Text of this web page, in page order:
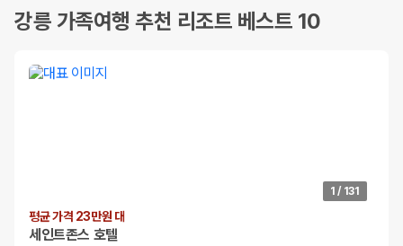
강릉 가족여행 추천 리조트 베스트 10
1 / 131
평균 가격 23만원 대
세인트존스 호텔